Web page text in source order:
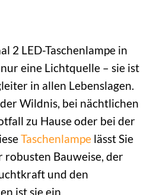
2 LED-Taschenlampe in
eine Lichtquelle – sie ist
in allen Lebenslagen.
Wildnis, bei nächtlichen
zu Hause oder bei der
Taschenlampe lässt Sie
robusten Bauweise, der
und den
ist sie ein